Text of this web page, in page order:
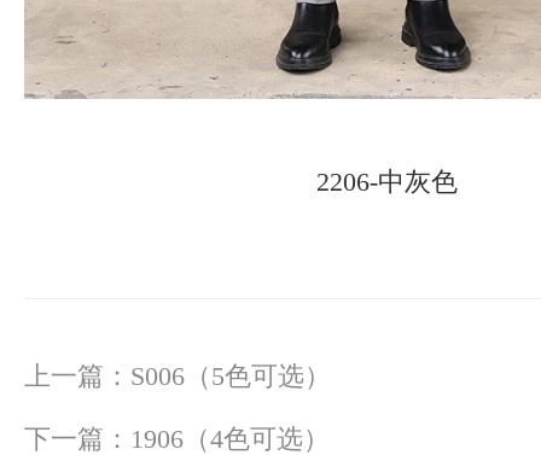
2206-中灰色
上一篇： S006（5色可选）
下一篇： 1906（4色可选）